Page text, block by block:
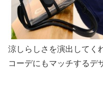
涼しらしさを演出してく
コーデにもマッチするデ